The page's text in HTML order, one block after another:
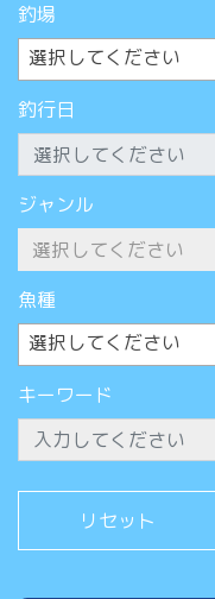
釣場
選択してください
釣行日
ジャンル
魚種
選択してください
キーワード